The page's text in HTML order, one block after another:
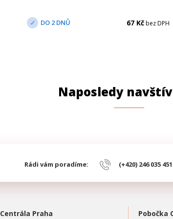
DO 2 DNŮ 67 Kčbez DPH
Naposledy
Rádi vám poradíme: (+420) 246 035
Centrála Praha Pobočka